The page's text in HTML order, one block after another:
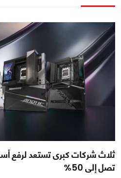
ثلاث شركات كبرى تستعد لرفع
تصل إلى 50%